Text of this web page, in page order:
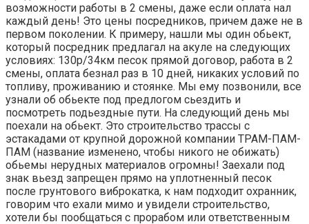
возможности работы в 2 смены, даже если оплата нал
каждый день! Это цены посредников, причем даже не в
первом поколении. К примеру, нашли мы один обьект,
который посредник предлагал на акуле на следующих
условиях: 130р/34км песок прямой договор, работа в 2
смены, оплата безнал раз в 10 дней, никаких условий по
топливу, проживанию и стоянке. Мы ему позвонили, все
узнали об обьекте под предлогом сьездить и
посмотреть подьездные пути. На следующий день мы
поехали на обьект. Это строительство трассы с
эстакадами от крупной дорожной компании ТРАМ-ПАМ-
ПАМ (название изменено, чтобы никого не обижать)
обьемы нерудных материалов огромны! Заехали под
знак вьезд запрещен прямо на уплотненный песок
после грунтового виброкатка, к нам подходит охранник,
говорим что ехали мимо и увидели строительство,
хотели бы пообщаться с прорабом или ответственным